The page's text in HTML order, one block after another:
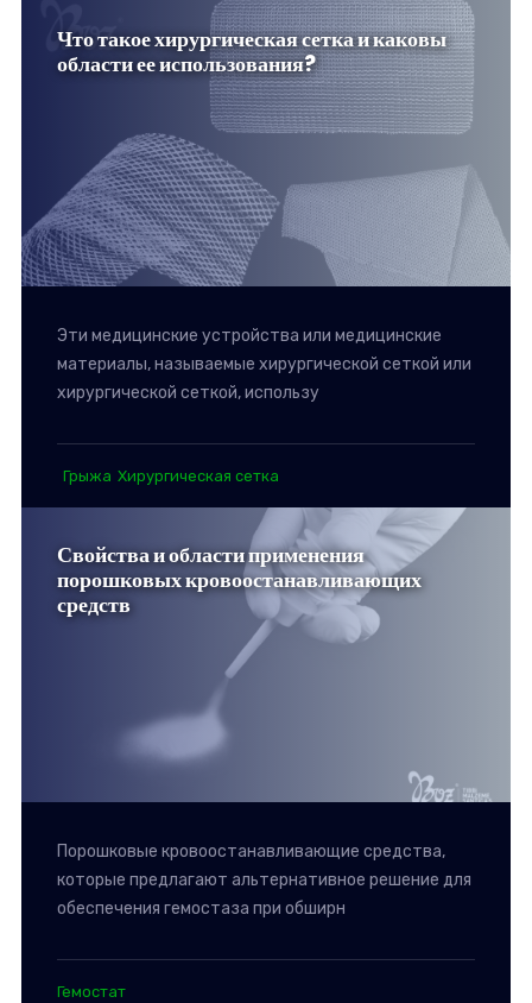
Что такое хирургическая сетка и каковы
области ее использования?
Эти медицинские устройства или медицинские
материалы, называемые хирургической сеткой или
хирургической сеткой, использу
Грыжа Хирургическая сетка
Свойства и области применения
порошковых кровоостанавливающих
средств
Порошковые кровоостанавливающие средства,
которые предлагают альтернативное решение для
обеспечения гемостаза при обширн
Гемостат